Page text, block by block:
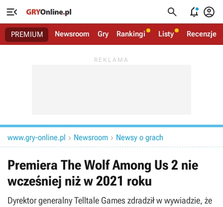
   
PREMIUM Newsroom Gry Rankingi Listy Recenzje
www.gry-online.pl  Newsroom  Newsy o grach
Premiera The Wolf Among Us 2 nie
wcześniej niż w 2021 roku
Dyrektor generalny Telltale Games zdradził w wywiadzie, że